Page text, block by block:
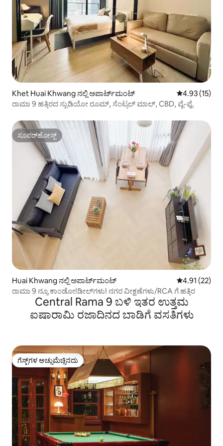
Khet Huai Khwang ನಲ್ಲಿ ಅಪಾರ್ಟ್‌ಮಂಟ್ 5 ರಲ್ಲಿ 4.93
4.93 (15)
ರಾಮಾ 9 ಹತ್ತಿರದ ಸ್ಟುಡಿಯೋ ರೂಮ್, ಸೆಂಟ್ರಲ್ ಮಾಲ್, CBD, ವೈ-ಫೈ
ಸೂಪರ್‌ಹೋಸ್ಟ್
ಸೂಪರ್‌ಹೋಸ್ಟ್
Huai Khwang ನಲ್ಲಿ ಅಪಾರ್ಟ್‌ಮಂಟ್ 5 ರಲ್ಲಿ 4.91
4.91 (22)
ರಾಮಾ 9 ನ್ಯೂ ಕಾಂಡೋ!ಡೀಲ್‌ಗಳು! ನಗರ ವೀಕ್ಷಣೆಗಳು/RCA ಗೆ ಹತ್ತಿರ
Central Rama 9 ಬಳಿ ಇತರ ಉತ್ತಮ
ಐಷಾರಾಮಿ ರಜಾದಿನದ ಬಾಡಿಗೆ ವಸತಿಗಳು
ಗೆಸ್ಟ್‌ಗಳ ಅಚ್ಚುಮೆಚ್ಚಿನದು
ಗೆಸ್ಟ್‌ಗಳ ಅಚ್ಚುಮೆಚ್ಚಿನದು